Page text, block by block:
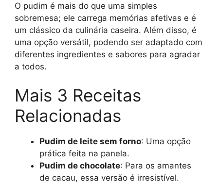
O pudim é mais do que uma simples
sobremesa; ele carrega memórias afetivas e é
um clássico da culinária caseira. Além disso, é
uma opção versátil, podendo ser adaptado com
diferentes ingredientes e sabores para agradar
a todos.
Mais 3 Receitas
Relacionadas
Pudim de leite sem forno: Uma opção
prática feita na panela.
Pudim de chocolate: Para os amantes
de cacau, essa versão é irresistível.